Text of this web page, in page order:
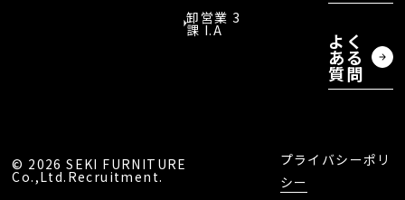
卸営業 3
課 I.A よく
ある
質問
©︎ 2026 SEKI FURNITURE
Co.,Ltd.Recruitment.
プライバシーポリ
シー